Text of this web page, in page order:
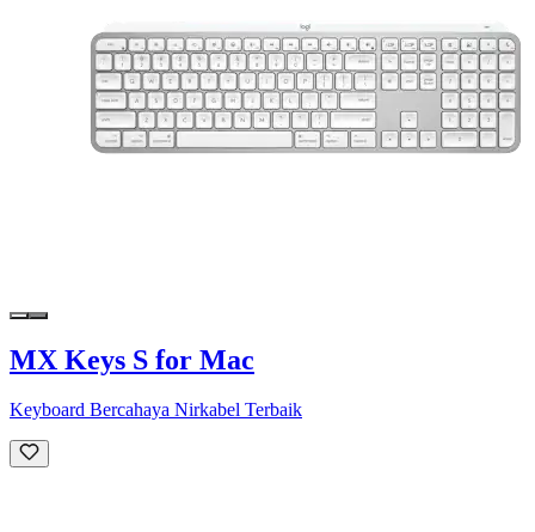
MX Keys S for Mac
Keyboard Bercahaya Nirkabel Terbaik